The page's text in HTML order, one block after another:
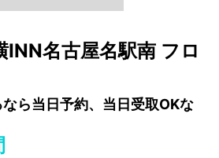
INN名古屋名駅南 フロ
ら当日予約、当日受取OKな